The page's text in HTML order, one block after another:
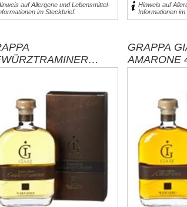
auf Allergene und Lebensmittel-
im Steckbrief.
Hinweis auf
Informationen im
0,7L LE
GRAPPA
AMARONE
47,95 € inkl. MwSt.
für 0,7l entspricht 68,50 € pro 1 l
Versand